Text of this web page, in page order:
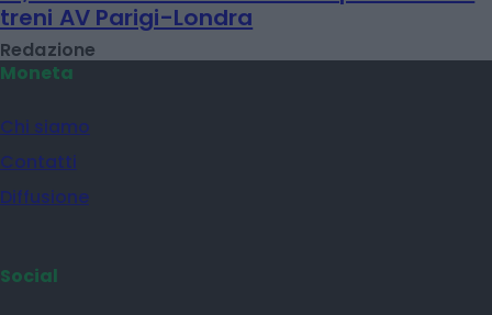
treni AV Parigi-Londra
Redazione
Moneta
Chi siamo
Contatti
Diffusione
Social